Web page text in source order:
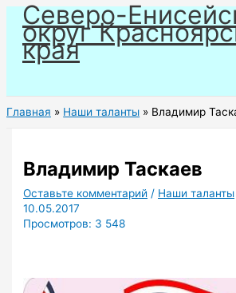
Перейти
содержимому
Северо-
округ
края
Главная Наши таланты Владимир
Владимир Таскаев
Оставьте комментарий / Наши таланты
10.05.2017
Просмотров: 3 548